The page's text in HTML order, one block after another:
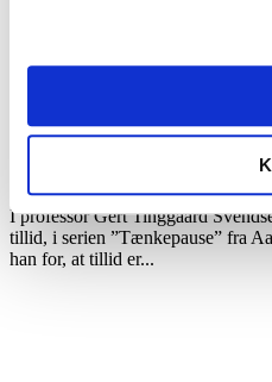
Bestyrelsesopgaver
Governance i Krydsfeltet
I professor Gert Tinggaard
tillid, i serien ”Tænkepause” fra
han for, at tillid er...